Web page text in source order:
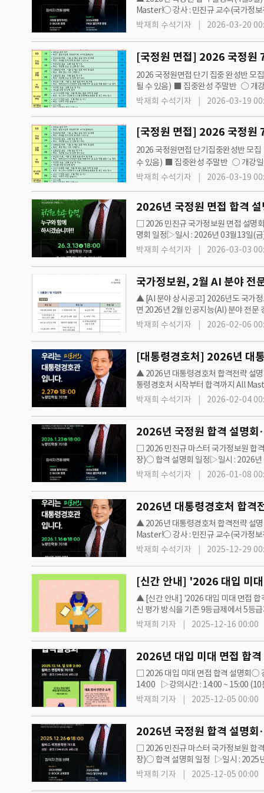
Master!○ 강사 : 민진규 교수(국가정
19:00 (10분전 까지 입실요망)- 1부
박재희 수석기자 2026-03-20
2026 국정원면접 단기 집중 완성반
될 수 있음) ■ 집중완성 주말반 ○
박재희 수석기자
2026-03-19
2026 국정원면접 단기집중완성반 모
수 있음) ■ 집중완성 주말반 ○ 개강
박재희 수석기자
2026-03-19
2026년 국정원 면접 합격
□ 2026 민진규 국가정보원 면접 설명
명회 일정▷일시 : 2026년 03월13일(
교수님과 1:1상담…
박재희 수석기자 2026-03-03
국가정보원, 2월 AI 분야 전
▲ [AI 분야 상시공고] 2026년도 국가정
면 2026년 2월 인공지능(AI) 분야 전문
채용설명회는 AI 분야 채용설명회로
박재희 수석기자 2026-02-06
[대통령경호처] 2026년 대
▲ 2026년 대통령경호처 합격전략 설
통령경호처 시작부터 합격까지 All
전략연구소 소장)○ 합격 설명회 일
박재희 수석기자 2026-02-04
2026년 국정원 합격 설명
□ 2026 민진규 마스터 국가정보원 합
장)○ 합격 설명회 일정▷일시 : 2026
진규 교수님과 함께하는 2026 국정원
박재희 수석기자 2026-01-08
2026년 대통령경호처 합
▲ 2026년 대통령경호처 합격전략 설
Master!○ 강사 : 민진규 교수(국가정
19…
박재희 수석기자 2025-12-29
[신간 안내] '2026 대입 미
▲ [신간 안내] '2026 대입 미대 면접 합
신 평가 방식을 기존 9등급제에서 5등
능력시험에서 최상위권 변별력이 약화
박재희 기자 2025-12-16 00:00
2026년 대입 미대 면접 합
□ 2026 대입 미대 면접 합격 설명회○
14:00 ▷강의시간 : 14:00 ~ 15:00
박재희 기자
2025-12-05 00:00
2026년 국정원 합격 설명
□ 2026 민진규 마스터 국가정보원 합
장)○ 합격 설명회 일정 ▷일시 : 2025
박재희 기자
2025-12-05 00:00